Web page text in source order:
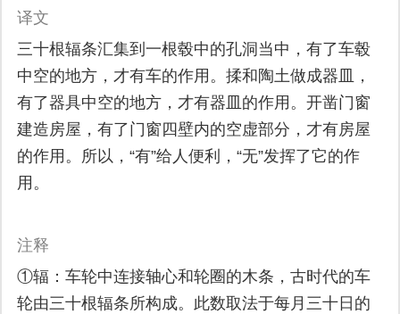
译文
三十根辐条汇集到一根毂中的孔洞当中，有了车毂
中空的地方，才有车的作用。揉和陶土做成器皿，
有了器具中空的地方，才有器皿的作用。开凿门窗
建造房屋，有了门窗四壁内的空虚部分，才有房屋
的作用。所以，“有”给人便利，“无”发挥了它的作
用。
注释
①辐：车轮中连接轴心和轮圈的木条，古时代的车
轮由三十根辐条所构成。此数取法于每月三十日的